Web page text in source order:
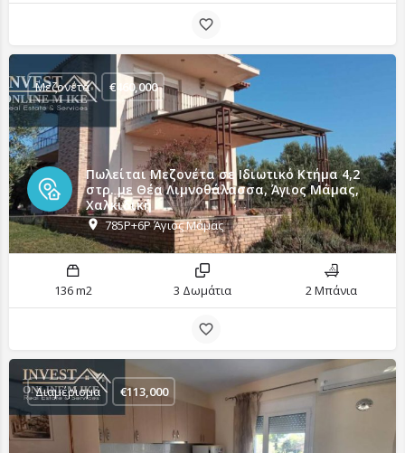
Πωλείται Μεζονέτα σε Ιδιωτικό Κτήμα 4,2
στρ. με Θέα Λιμνοθάλασσα, Άγιος Μάμας,
Χαλκιδική
785P+6P Άγιος Μάμας
Μεζονέτα €460,000
136 m2 3 Δωμάτια 2 Μπάνια
Διαμέρισμα €113,000